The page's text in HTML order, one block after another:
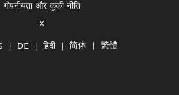
गोपनीयता और कुकी नीति
X
DE हिंदी 简体 繁體